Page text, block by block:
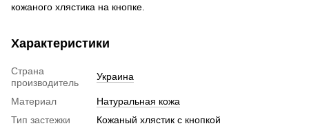
кожаного хлястика на кнопке.
Характеристики
Страна
производитель
Украина
Материал
Натуральная кожа
Тип застежки
Кожаный хлястик с кнопкой